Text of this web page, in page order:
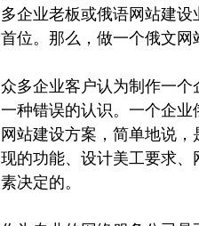
多企业老板或俄语网站建
首位。那么，做一个俄文
众多企业客户认为制作一
一种错误的认识。一个企
网站建设方案，简单地说
现的功能、设计美工要求
素决定的。